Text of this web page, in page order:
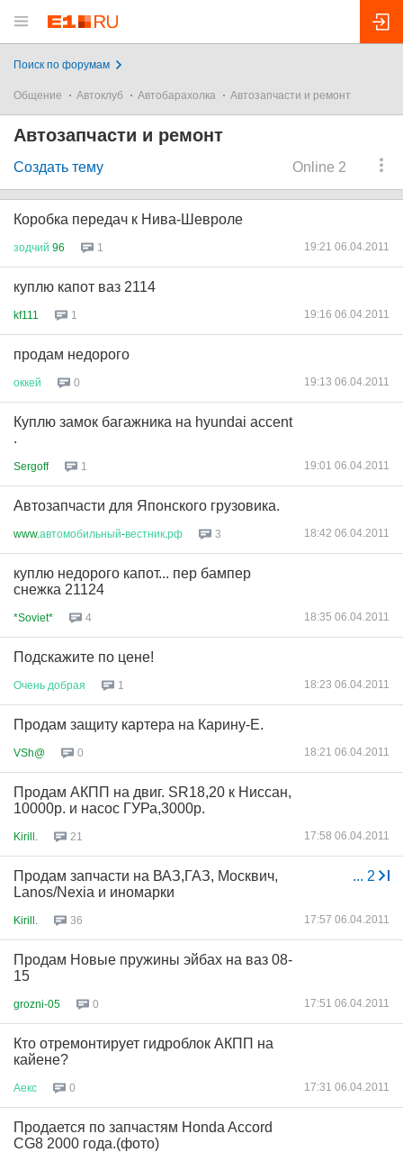
Поиск по форумам
Общение Автоклуб Автобарахолка Автозапчасти и ремонт
Автозапчасти и ремонт
Online 2
Создать тему
Коробка передач к Нива-Шевроле
зодчий 96 1 19:21 06.04.2011
куплю капот ваз 2114
kf111 1 19:16 06.04.2011
продам недорого
оккей 0 19:13 06.04.2011
Куплю замок багажника на hyundai accent
.
Sergoff 1 19:01 06.04.2011
Автозапчасти для Японского грузовика.
www.автомобильный-вестник рф 3 18:42 06.04.2011
куплю недорого капот... пер бампер
снежка 21124
*Soviet* 4 18:35 06.04.2011
Подскажите по цене!
Очень добрая 1 18:23 06.04.2011
Продам защиту картера на Карину-Е.
VSh@ 0 18:21 06.04.2011
Продам АКПП на двиг. SR18,20 к Ниссан,
10000р. и насос ГУРа,3000р.
Kirill. 21 17:58 06.04.2011
... 2
Продам запчасти на ВАЗ,ГАЗ, Москвич,
Lanos/Nexia и иномарки
Kirill. 36 17:57 06.04.2011
Продам Новые пружины эйбах на ваз 08-
15
grozni-05 0 17:51 06.04.2011
Кто отремонтирует гидроблок АКПП на
кайене?
Аекс 0 17:31 06.04.2011
Продается по запчастям Honda Accord
CG8 2000 года.(фото)